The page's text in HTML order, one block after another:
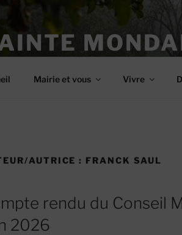
Mairie et vous Vivre
AUTRICE : FRANCK SAUL
rendu du Conseil
2026